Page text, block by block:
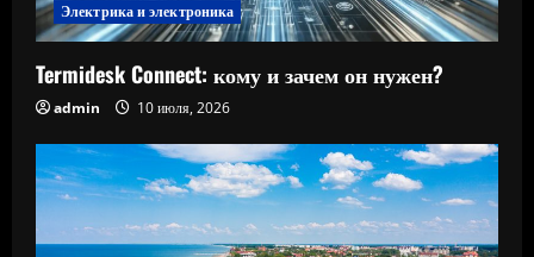
Электрика и электроника
Termidesk Connect: кому и зачем он нужен?
admin 10 июля, 2026